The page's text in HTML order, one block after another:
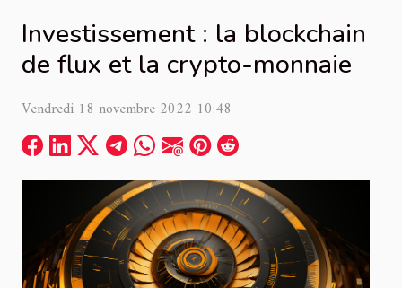
Investissement : la blockchain
de flux et la crypto-monnaie
Vendredi 18 novembre 2022 10:48